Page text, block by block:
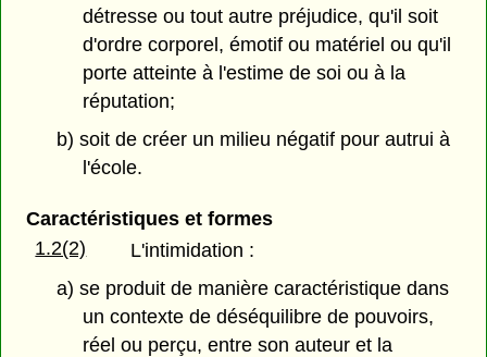
détresse ou tout autre préjudice, qu'il soit
d'ordre corporel, émotif ou matériel ou qu'il
porte atteinte à l'estime de soi ou à la
réputation;
b) soit de créer un milieu négatif pour autrui à
l'école.
Caractéristiques et formes
1.2(2)
L'intimidation :
a) se produit de manière caractéristique dans
un contexte de déséquilibre de pouvoirs,
réel ou perçu, entre son auteur et la